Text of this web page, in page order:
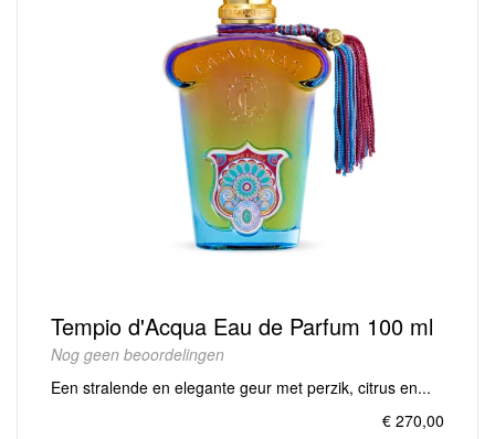
Tempio d'Acqua Eau de Parfum 100 ml
Nog geen beoordelingen
Een stralende en elegante geur met perzik, citrus en...
€ 270,00